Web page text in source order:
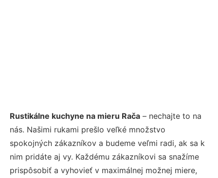
Rustikálne kuchyne na mieru Rača – nechajte to na
nás. Našimi rukami prešlo veľké množstvo
spokojných zákazníkov a budeme veľmi radi, ak sa k
nim pridáte aj vy. Každému zákazníkovi sa snažíme
prispôsobiť a vyhovieť v maximálnej možnej miere,